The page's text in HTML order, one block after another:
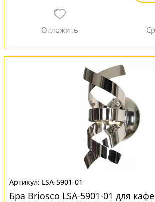
LSA-5901-01
Бра Briosco LSA-5901-01 для кафе